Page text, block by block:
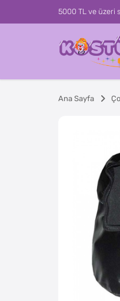
5000 TL ve üzeri
Ana Sayfa